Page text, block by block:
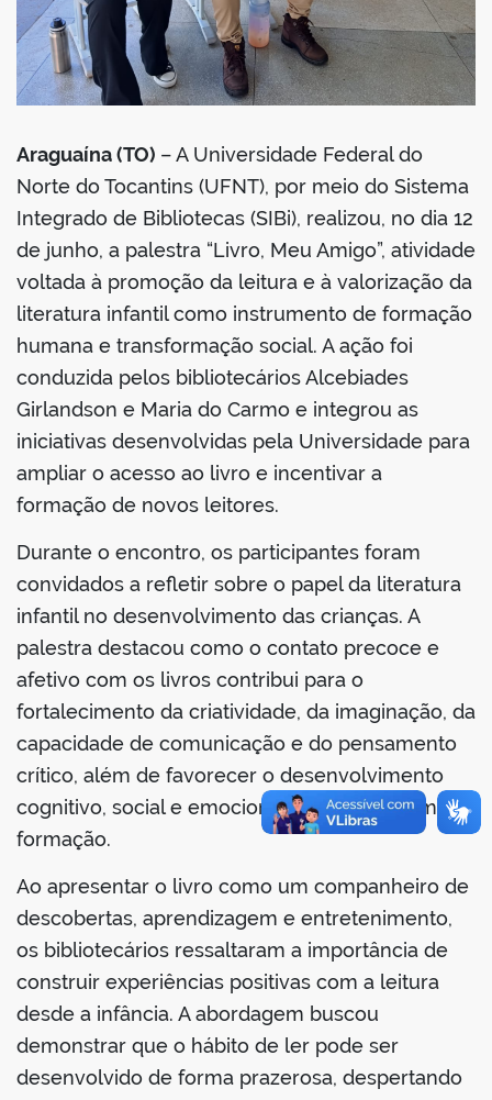
portal
Araguaína (TO) – A Universidade Federal do
Norte do Tocantins (UFNT), por meio do Sistema
Integrado de Bibliotecas (SIBi), realizou, no dia 12
de junho, a palestra “Livro, Meu Amigo”, atividade
voltada à promoção da leitura e à valorização da
literatura infantil como instrumento de formação
humana e transformação social. A ação foi
conduzida pelos bibliotecários Alcebiades
Girlandson e Maria do Carmo e integrou as
iniciativas desenvolvidas pela Universidade para
ampliar o acesso ao livro e incentivar a
formação de novos leitores.
Durante o encontro, os participantes foram
convidados a refletir sobre o papel da literatura
infantil no desenvolvimento das crianças. A
palestra destacou como o contato precoce e
afetivo com os livros contribui para o
fortalecimento da criatividade, da imaginação, da
capacidade de comunicação e do pensamento
crítico, além de favorecer o desenvolvimento
cognitivo, social e emocional dos leitores em
formação.
Ao apresentar o livro como um companheiro de
descobertas, aprendizagem e entretenimento,
os bibliotecários ressaltaram a importância de
construir experiências positivas com a leitura
desde a infância. A abordagem buscou
demonstrar que o hábito de ler pode ser
desenvolvido de forma prazerosa, despertando